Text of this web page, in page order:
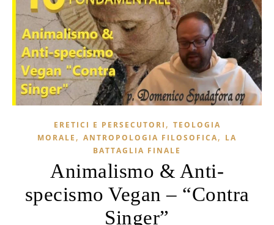
ERETICI E PERSECUTORI , TEOLOGIA
MORALE , ANTROPOLOGIA FILOSOFICA, LA
BATTAGLIA FINALE
Animalismo & Anti-
specismo Vegan – “Contra
Singer”